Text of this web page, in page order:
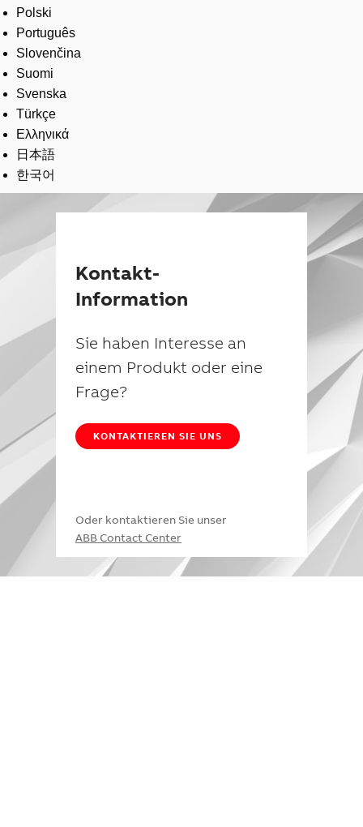
Polski
Português
Slovenčina
Suomi
Svenska
Türkçe
Ελληνικά
日本語
한국어
Kontakt-
Information
Sie haben Interesse an
einem Produkt oder eine
Frage?
KONTAKTIEREN SIE UNS
Oder kontaktieren Sie unser
ABB Contact Center